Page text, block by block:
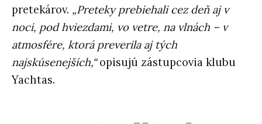
pretekárov. „Preteky prebiehali cez deň aj v
noci, pod hviezdami, vo vetre, na vlnách – v
atmosfére, ktorá preverila aj tých
najskúsenejších,“opisujú zástupcovia klubu
Yachtas.